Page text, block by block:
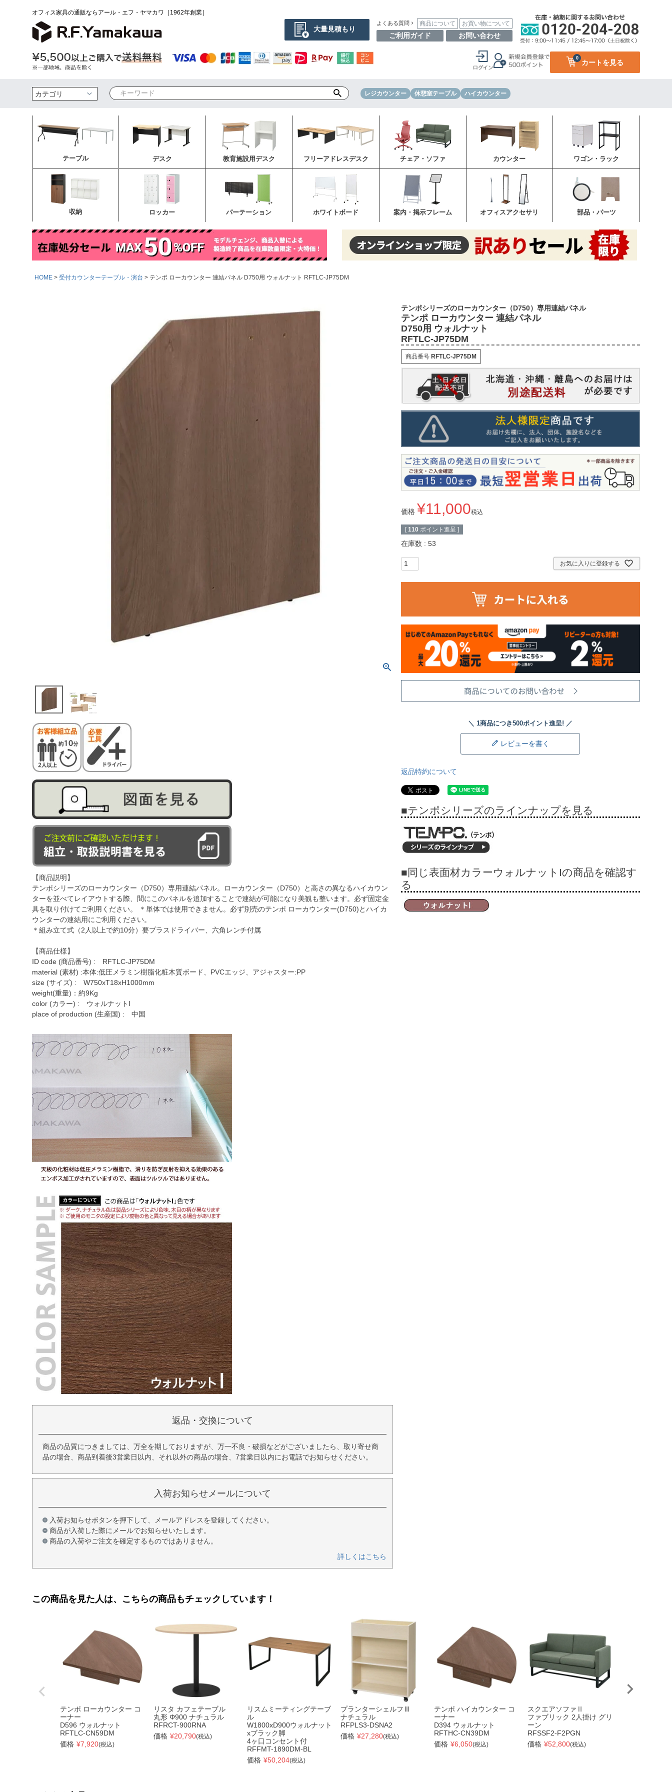
オフィス家具の通販ならアール・エフ・ヤマカワ［1962年創業］
大量見積もり
よくある質問 商品について お買い物について
ご利用ガイド お問い合わせ
カートを見る
0
検索 レジカウンター 休憩室テーブル ハイカウンター
テーブル デスク 教育施設用デスク フリーアドレスデスク チェア・ソファ カウンター ワゴン・ラック
収納 ロッカー パーテーション ホワイトボード 案内・掲示フレーム オフィスアクセサリ 部品・パーツ
HOME 受付カウンターテーブル・演台 テンポ ローカウンター 連結パネル D750用 ウォルナット RFTLC-JP75DM
【商品説明】
テンポシリーズのローカウンター（D750）専用連結パネル。ローカウンター（D750）と高さの異なるハイカウン
ターを並べてレイアウトする際、間にこのパネルを追加することで連結が可能になり美観も整います。必ず固定金
具を取り付けてご利用ください。 ＊単体では使用できません。必ず別売のテンポ ローカウンター(D750)とハイカ
ウンターの連結用にご利用ください。
＊組み立て式（2人以上で約10分）要プラスドライバー、六角レンチ付属
【商品仕様】
ID code (商品番号) : RFTLC-JP75DM
material (素材) :本体:低圧メラミン樹脂化粧木質ボード、PVCエッジ、アジャスター:PP
size (サイズ) : W750xT18xH1000mm
weight(重量)：約9Kg
color (カラー) : ウォルナットI
place of production (生産国) : 中国
返品・交換について
商品の品質につきましては、万全を期しておりますが、万一不良・破損などがございましたら、取り寄せ商
品の場合、商品到着後3営業日以内、それ以外の商品の場合、7営業日以内にお電話でお知らせください。
入荷お知らせメールについて
入荷お知らせボタンを押下して、メールアドレスを登録してください。
商品が入荷した際にメールでお知らせいたします。
商品の入荷やご注文を確定するものではありません。
詳しくはこちら
テンポシリーズのローカウンター（D750）専用連結パネル
テンポ ローカウンター 連結パネル
D750用 ウォルナット
RFTLC-JP75DM
商品番号 RFTLC-JP75DM
価格 ¥11,000税込
[ 110 ポイント進呈 ]
在庫数 53
お気に入りに登録する
レビューを書く
返品特約について
■テンポシリーズのラインナップを見る
■同じ表面材カラーウォルナットIの商品を確認す
る
この商品を見た人は、こちらの商品もチェックしています！
テンポ ローカウンター コ
ーナー
D596 ウォルナット
RFTLC-CN59DM
価格 ¥7,920(税込)
リスタ カフェテーブル
丸形 Φ900 ナチュラル
RFRCT-900RNA
価格 ¥20,790(税込)
リスムミーティングテーブ
ル
W1800xD900ウォルナット
xブラック脚
4ヶ口コンセント付
RFFMT-1890DM-BL
価格 ¥50,204(税込)
プランターシェルフⅢ
ナチュラル
RFPLS3-DSNA2
価格 ¥27,280(税込)
テンポ ハイカウンター コ
ーナー
D394 ウォルナット
RFTHC-CN39DM
価格 ¥6,050(税込)
スクエアソファⅡ
ファブリック 2人掛け グリ
ーン
RFSSF2-F2PGN
価格 ¥52,800(税込)